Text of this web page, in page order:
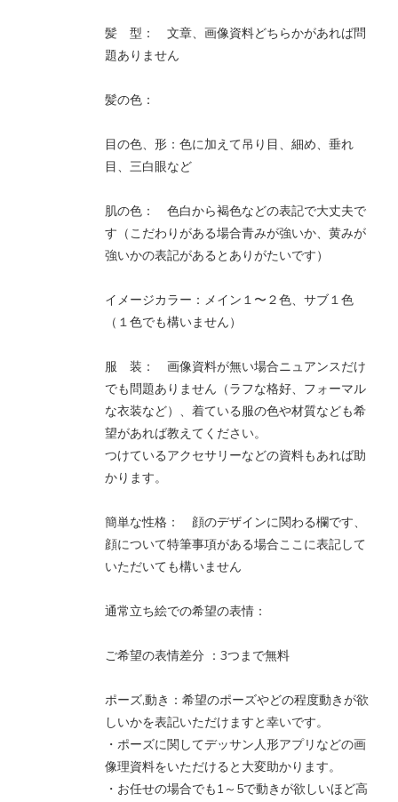
髪 型： 文章、画像資料どちらかがあれば問
題ありません
髪の色：
目の色、形：色に加えて吊り目、細め、垂れ
目、三白眼など
肌の色： 色白から褐色などの表記で大丈夫で
す（こだわりがある場合青みが強いか、黄みが
強いかの表記があるとありがたいです）
イメージカラー：メイン１〜２色、サブ１色
（１色でも構いません）
服 装： 画像資料が無い場合ニュアンスだけ
でも問題ありません（ラフな格好、フォーマル
な衣装など）、着ている服の色や材質なども希
望があれば教えてください。
つけているアクセサリーなどの資料もあれば助
かります。
簡単な性格： 顔のデザインに関わる欄です、
顔について特筆事項がある場合ここに表記して
いただいても構いません
通常立ち絵での希望の表情：
ご希望の表情差分 ：3つまで無料
ポーズ,動き：希望のポーズやどの程度動きが欲
しいかを表記いただけますと幸いです。
・ポーズに関してデッサン人形アプリなどの画
像理資料をいただけると大変助かります。
・お任せの場合でも1～5で動きが欲しいほど高